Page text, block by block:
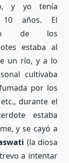
y yo tenía
10 años. El
de los
estaba al
un río, y a lo
cultivaba
por los
durante el
estaba
y se cayó a
(la diosa
a intentar